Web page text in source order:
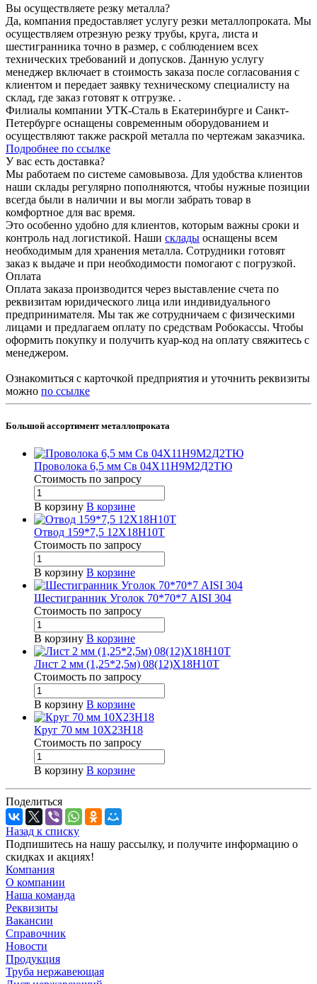
Вы осуществляете резку металла?
Да, компания предоставляет услугу резки металлопроката. Мы
осуществляем отрезную резку трубы, круга, листа и
шестигранника точно в размер, с соблюдением всех
технических требований и допусков. Данную услугу
менеджер включает в стоимость заказа после согласования с
клиентом и передает заявку техническому специалисту на
склад, где заказ готовят к отгрузке. .
Филиалы компании УТК-Сталь в Екатеринбурге и Санкт-
Петербурге оснащены современным оборудованием и
осуществляют также раскрой металла по чертежам заказчика.
Подробнее по ссылке
У вас есть доставка?
Мы работаем по системе самовывоза. Для удобства клиентов
наши склады регулярно пополняются, чтобы нужные позиции
всегда были в наличии и вы могли забрать товар в
комфортное для вас время.
Это особенно удобно для клиентов, которым важны сроки и
контроль над логистикой. Наши склады оснащены всем
необходимым для хранения металла. Сотрудники готовят
заказ к выдаче и при необходимости помогают с погрузкой.
Оплата
Оплата заказа производится через выставление счета по
реквизитам юридического лица или индивидуального
предпринимателя. Мы так же сотрудничаем с физическими
лицами и предлагаем оплату по средствам Робокассы. Чтобы
оформить покупку и получить куар-код на оплату свяжитесь с
менеджером.
Ознакомиться с карточкой предприятия и уточнить реквизиты
можно по ссылке
Большой ассортимент металлопроката
Проволока 6,5 мм Св 04Х11Н9М2Д2ТЮ
Стоимость по запросу
В корзину В корзине
Отвод 159*7,5 12Х18Н10Т
Стоимость по запросу
В корзину В корзине
Шестигранник Уголок 70*70*7 AISI 304
Стоимость по запросу
В корзину В корзине
Лист 2 мм (1,25*2,5м) 08(12)Х18Н10Т
Стоимость по запросу
В корзину В корзине
Круг 70 мм 10Х23Н18
Стоимость по запросу
В корзину В корзине
Поделиться
Назад к списку
Подпишитесь на нашу рассылку, и получите информацию о
скидках и акциях!
Компания
О компании
Наша команда
Реквизиты
Вакансии
Справочник
Новости
Продукция
Труба нержавеющая